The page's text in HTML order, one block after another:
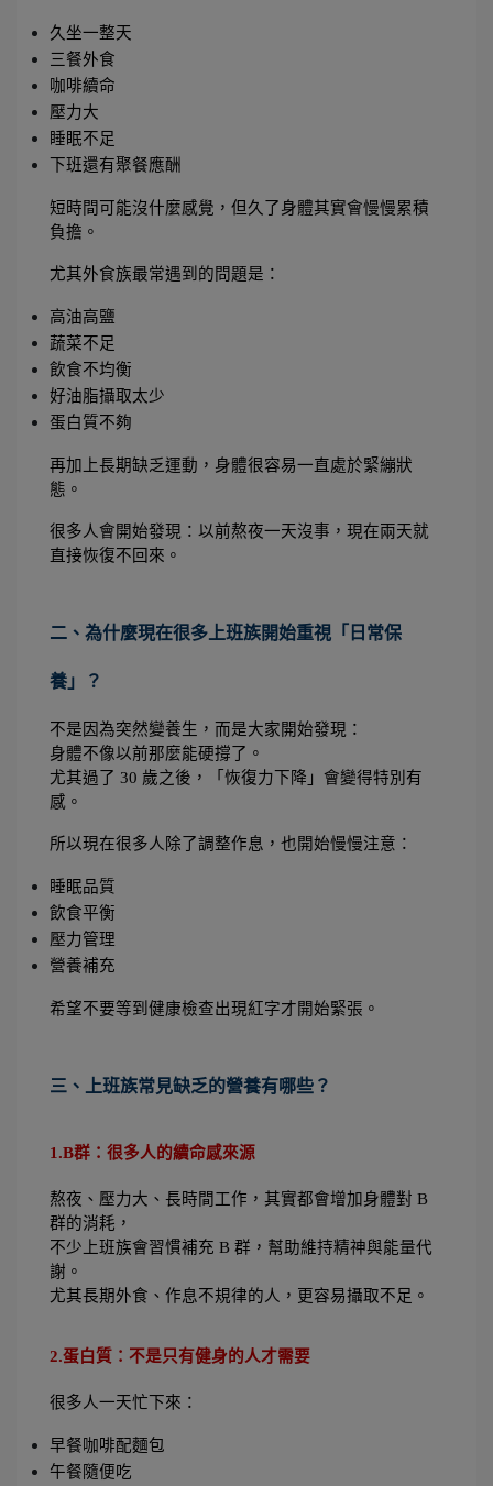
久坐一整天
三餐外食
咖啡續命
壓力大
睡眠不足
下班還有聚餐應酬
短時間可能沒什麼感覺，但久了身體其實會慢慢累積
負擔。
尤其外食族最常遇到的問題是：
高油高鹽
蔬菜不足
飲食不均衡
好油脂攝取太少
蛋白質不夠
再加上長期缺乏運動，身體很容易一直處於緊繃狀
態。
很多人會開始發現：以前熬夜一天沒事，現在兩天就
直接恢復不回來。
二、為什麼現在很多上班族開始重視「日常保
養」？
不是因為突然變養生，而是大家開始發現：
身體不像以前那麼能硬撐了。
尤其過了 30 歲之後，「恢復力下降」會變得特別有
感。
所以現在很多人除了調整作息，也開始慢慢注意：
睡眠品質
飲食平衡
壓力管理
營養補充
希望不要等到健康檢查出現紅字才開始緊張。
三、上班族常見缺乏的營養有哪些？
1.B群：很多人的續命感來源
熬夜、壓力大、長時間工作，其實都會增加身體對 B
群的消耗，
不少上班族會習慣補充 B 群，幫助維持精神與能量代
謝。
尤其長期外食、作息不規律的人，更容易攝取不足。
2.蛋白質：不是只有健身的人才需要
很多人一天忙下來：
早餐咖啡配麵包
午餐隨便吃